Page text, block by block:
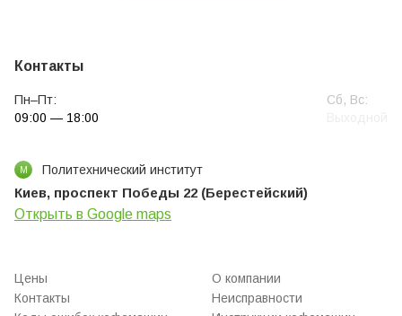
Контакты
Пн–Пт:
09:00 — 18:00
Сб, Вс:
М Политехнический институт
Киев, проспект Победы 22 (Берестейский)
Открыть в Google maps
Цены
О компании
Контакты
Неисправности